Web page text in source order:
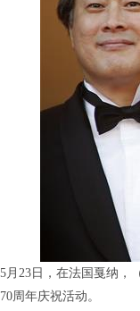
5月23日，在法国戛纳，
70周年庆祝活动。